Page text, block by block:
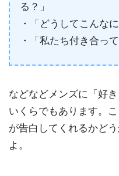
る？」
・「どうしてこんな
・「私たち付き合って
などなどメンズに「好
いくらでもあります。
が告白してくれるかど
よ。